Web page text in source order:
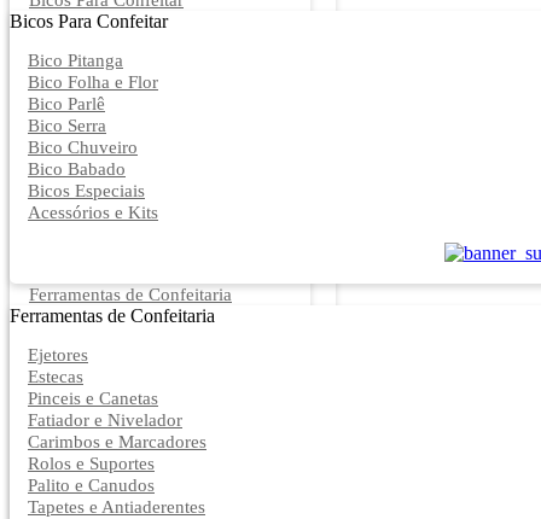
Bicos Para Confeitar
Bico Pitanga
Bico Folha e Flor
Bico Parlê
Bico Serra
Bico Chuveiro
Bico Babado
Bicos Especiais
Acessórios e Kits
Ferramentas de Confeitaria
Ferramentas de Confeitaria
Ejetores
Estecas
Pinceis e Canetas
Fatiador e Nivelador
Carimbos e Marcadores
Rolos e Suportes
Palito e Canudos
Tapetes e Antiaderentes